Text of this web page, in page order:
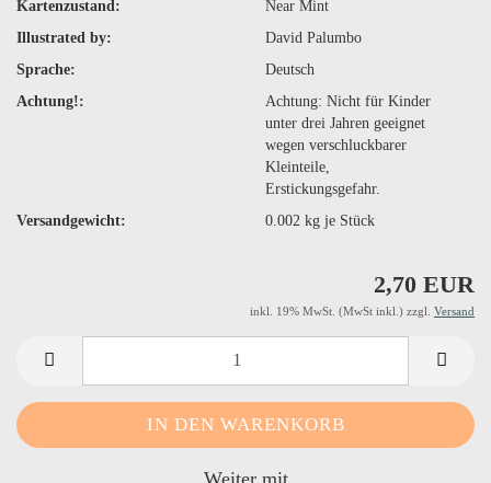
Kartenzustand:
Near Mint
Illustrated by:
David Palumbo
Sprache:
Deutsch
Achtung!:
Achtung: Nicht für Kinder
unter drei Jahren geeignet
wegen verschluckbarer
Kleinteile,
Erstickungsgefahr.
Versandgewicht:
0.002kg je Stück
2,70 EUR
inkl. 19% MwSt. (MwSt inkl.) zzgl. Versand
Weiter mit